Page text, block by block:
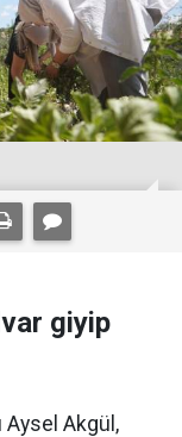
giyip
Aysel Akgül,